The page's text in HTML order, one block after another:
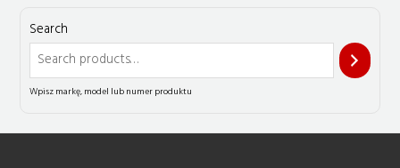
Search